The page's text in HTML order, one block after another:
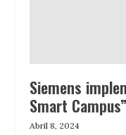
Siemens
Smart
Abril 8, 2024